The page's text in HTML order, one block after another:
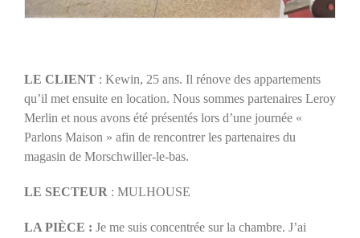
LE CLIENT : Kewin, 25 ans. Il rénove des appartements
qu’il met ensuite en location. Nous sommes partenaires Leroy
Merlin et nous avons été présentés lors d’une journée «
Parlons Maison » afin de rencontrer les partenaires du
magasin de Morschwiller-le-bas.
LE SECTEUR : MULHOUSE
LA PIÈCE : Je me suis concentrée sur la chambre. J’ai